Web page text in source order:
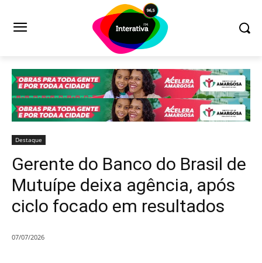
Destaque
Gerente do Banco do Brasil de
Mutuípe deixa agência, após
ciclo focado em resultados
07/07/2026